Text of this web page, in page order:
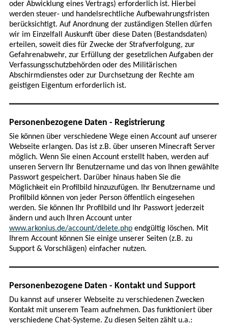
oder Abwicklung eines Vertrags) erforderlich ist. Hierbei
werden steuer- und handelsrechtliche Aufbewahrungsfristen
berücksichtigt. Auf Anordnung der zuständigen Stellen dürfen
wir im Einzelfall Auskunft über diese Daten (Bestandsdaten)
erteilen, soweit dies für Zwecke der Strafverfolgung, zur
Gefahrenabwehr, zur Erfüllung der gesetzlichen Aufgaben der
Verfassungsschutzbehörden oder des Militärischen
Abschirmdienstes oder zur Durchsetzung der Rechte am
geistigen Eigentum erforderlich ist.
Personenbezogene Daten - Registrierung
Sie können über verschiedene Wege einen Account auf unserer
Webseite erlangen. Das ist z.B. über unseren Minecraft Server
möglich. Wenn Sie einen Account erstellt haben, werden auf
unseren Servern Ihr Benutzername und das von Ihnen gewählte
Passwort gespeichert. Darüber hinaus haben Sie die
Möglichkeit ein Profilbild hinzuzufügen. Ihr Benutzername und
Profilbild können von jeder Person öffentlich eingesehen
werden. Sie können Ihr Profilbild und Ihr Passwort jederzeit
ändern und auch Ihren Account unter
www.arkonius.de/account/delete.phpendgültig löschen. Mit
Ihrem Account können Sie einige unserer Seiten (z.B. zu
Support & Vorschlägen) einfacher nutzen.
Personenbezogene Daten - Kontakt und Support
Du kannst auf unserer Webseite zu verschiedenen Zwecken
Kontakt mit unserem Team aufnehmen. Das funktioniert über
verschiedene Chat-Systeme. Zu diesen Seiten zählt u.a.: